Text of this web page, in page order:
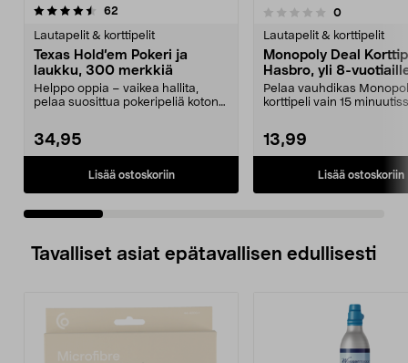
62
Lautapelit & korttipelit
Texas Hold’em Pokeri ja
laukku, 300 merkkiä
Helppo oppia – vaikea hallita,
pelaa suosittua pokeripeliä kotona.
34,95
Lisää ostoskoriin
0.0 viidestä
0arvostelut
Lautapelit & korttipelit
Monopoly Deal
Hasbro, yli 8-
Pelaa vauhdikas
korttipeli vain 15
13,99
Lisää ostoskoriin
4.5 viidestä
Tavalliset asiat epätavallisen edullisesti